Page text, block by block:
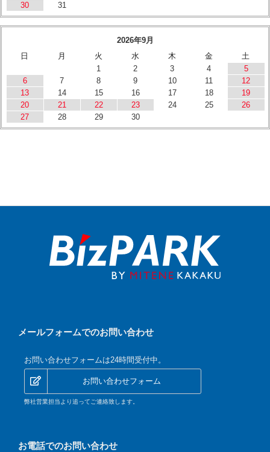
30
31
2026年9月
日
月 火 水 木 金
土
1
2 3 4
5
6
7 8 9 10 11
12
13
14 15 16 17 18
19
20
21 22 23 24 25
26
27
28 29 30
メールフォームでのお問い合わせ
お問い合わせフォームは24時間受付中。
お問い合わせフォーム
弊社営業担当より追ってご連絡致します。
お電話でのお問い合わせ